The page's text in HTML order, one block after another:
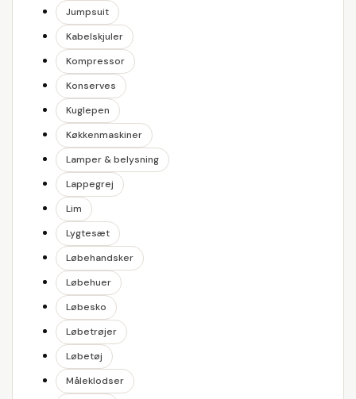
Jumpsuit
Kabelskjuler
Kompressor
Konserves
Kuglepen
Køkkenmaskiner
Lamper & belysning
Lappegrej
Lim
Lygtesæt
Løbehandsker
Løbehuer
Løbesko
Løbetrøjer
Løbetøj
Måleklodser